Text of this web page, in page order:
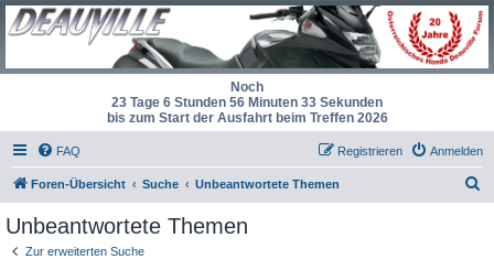
Noch
23 Tage 6 Stunden 56 Minuten 33 Sekunden
bis zum Start der Ausfahrt beim Treffen 2026
FAQ Anmelden
Registrieren
Foren-Übersicht Suche Unbeantwortete Themen
Unbeantwortete Themen
Zur erweiterten Suche